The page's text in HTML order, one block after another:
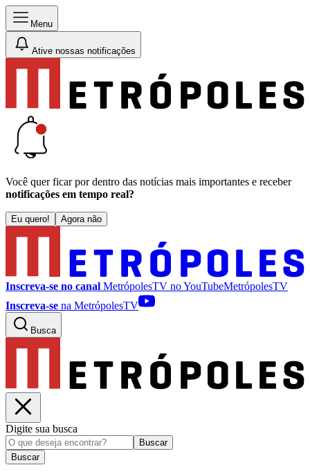
Menu
Ative nossas notificações
Você quer ficar por dentro das notícias mais importantes e receber
notificações em tempo real?
Eu quero! Agora não
Inscreva-se no canal MetrópolesTV noYouTubeMetrópolesTV
Inscreva-se na MetrópolesTV
Busca
Digite sua busca
Buscar
Buscar